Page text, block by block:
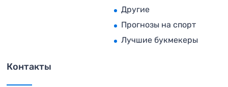
Другие
Прогнозы на спорт
Лучшие букмекеры
Контакты